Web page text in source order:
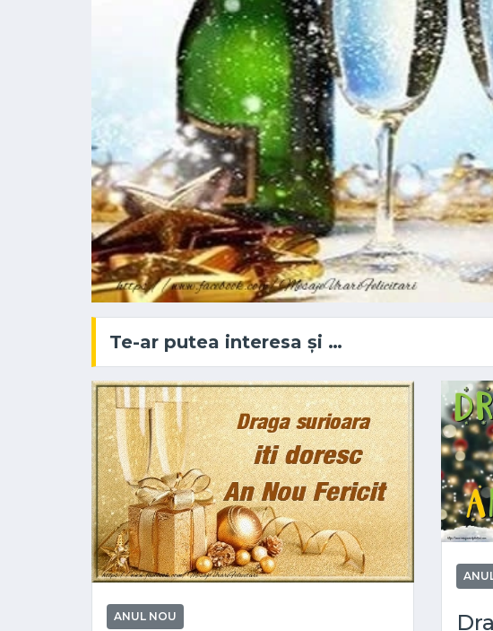
Te-ar putea interesa și …
ANUL NOU